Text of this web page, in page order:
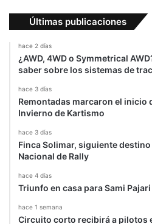
Últimas publicaciones
hace 2 días
¿AWD, 4WD o Symmetrical
saber sobre los sistemas de
hace 3 días
Remontadas marcaron el inicio
Invierno de Kartismo
hace 3 días
Finca Solimar, siguiente
Nacional de Rally
hace 4 días
Triunfo en casa para Sami Pajari
hace 1 semana
Circuito corto recibirá a pilotos